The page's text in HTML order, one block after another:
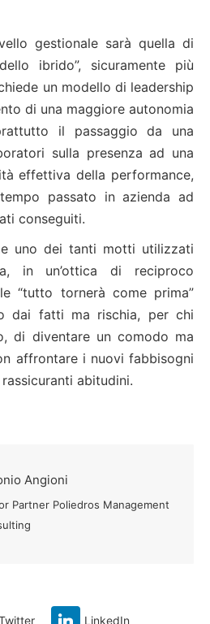
gestionale sarà quella di
ibrido”, sicuramente più
un modello di leadership
di una maggiore autonomia
il passaggio da una
sulla presenza ad una
effettiva della performance,
passato in azienda ad
conseguiti.
uno dei tanti motti utilizzati
in un’ottica di reciproco
“tutto tornerà come prima”
dai fatti ma rischia, per chi
di diventare un comodo ma
affrontare i nuovi fabbisogni
abitudini.
Angioni
Partner Poliedros Management
LinkedIn